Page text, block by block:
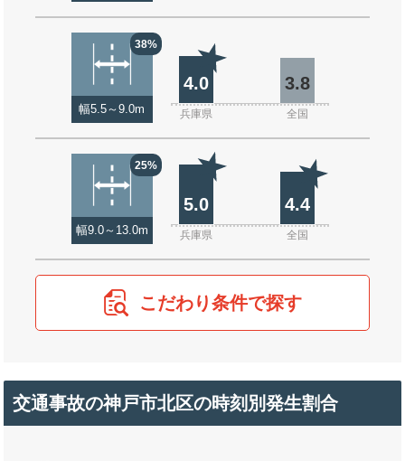
38%
幅5.5～9.0m
4.0 3.8
兵庫県 全国
25%
幅9.0～13.0m
5.0 4.4
兵庫県 全国
こだわり条件で探す
交通事故の神戸市北区の時刻別発生割合